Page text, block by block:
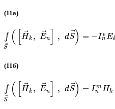
(11а)
∫
S¯ ( H⃗k , E⃗n , dS⃗
) = −I e
nE
(11б)
∫
S¯ ( H⃗k , E⃗n , dS⃗
) = I m
n Hk